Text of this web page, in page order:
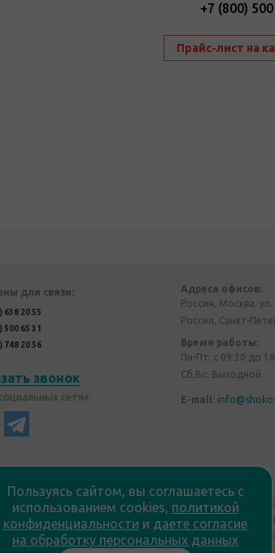
+7 (800)
Прайс-лист на
для связи:
638 20 55
500 65 31
748 20 56
звонок
сетях:
Адреса офисов:
Россия, Москва,
Россия, Санкт-
Время работы:
Пн-Пт: с 09:30 до
Сб,Вс: Выходной
E-mail:
Политика конфиденциальности
регулировании производства и оборота
торговлю. Все материалы,
Brand". Авторские корпоративные подарки
Пользуясь сайтом, вы соглашаетесь с
использованием cookies, политикой
конфиденциальности и даете согласие
на обработку персональных данных